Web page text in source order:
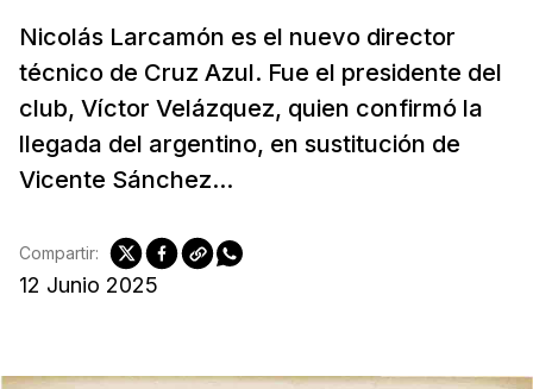
Nicolás Larcamón es el nuevo director
técnico de Cruz Azul. Fue el presidente del
club, Víctor Velázquez, quien confirmó la
llegada del argentino, en sustitución de
Vicente Sánchez...
12 Junio 2025
Compartir: